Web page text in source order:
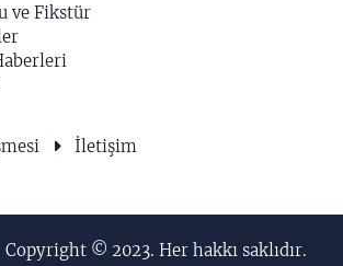
ve Fikstür
İletişim
Copyright © 2023. Her hakkı saklıdır.